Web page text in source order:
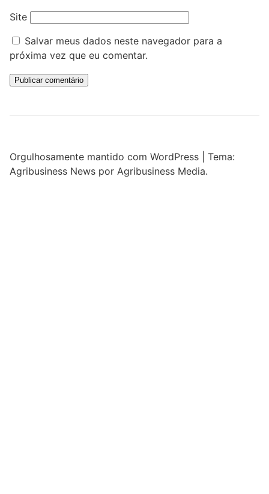
Site
Salvar meus dados neste navegador para a
próxima vez que eu comentar.
Orgulhosamente mantido com WordPress
Tema:
Agribusiness News por Agribusiness Media.